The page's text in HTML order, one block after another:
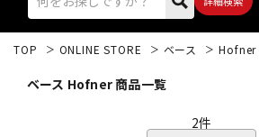
TOP ONLINE STORE ベース Hofner
ベース Hofner 商品一覧
2件